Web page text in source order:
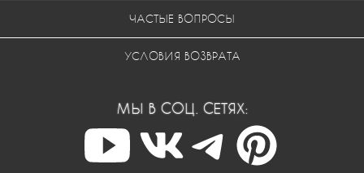
ЧАСТЫЕ ВОПРОСЫ
УСЛОВИЯ ВОЗВРАТА
МЫ В СОЦ. СЕТЯХ: